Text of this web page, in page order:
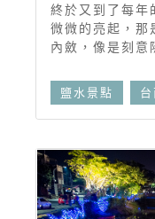
終於又到了每年
微微的亮起，那
內斂，像是刻
鹽水景點